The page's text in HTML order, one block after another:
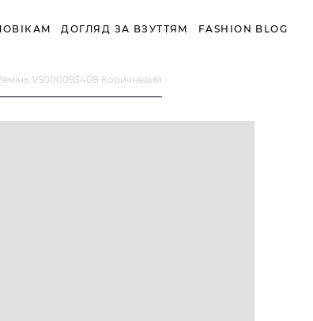
ДОГЛЯД ЗА ВЗУТТЯМ FASHION BLOG
VS000093408 Коричневий